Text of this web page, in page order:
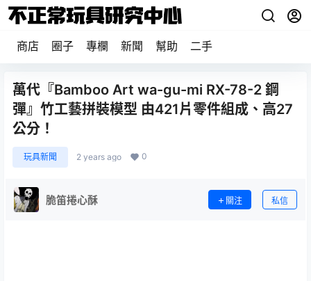
商店 圈子 專欄 新聞 幫助 二手
萬代『Bamboo Art wa-gu-mi RX-78-2 鋼
彈』竹工藝拼裝模型 由421片零件組成、高27
公分！
玩具新聞 2 years ago 0
脆笛捲心酥 關注 私信